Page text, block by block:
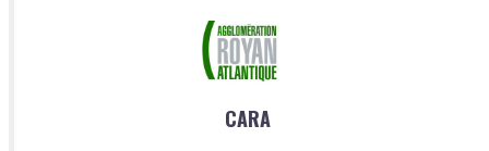
CARA